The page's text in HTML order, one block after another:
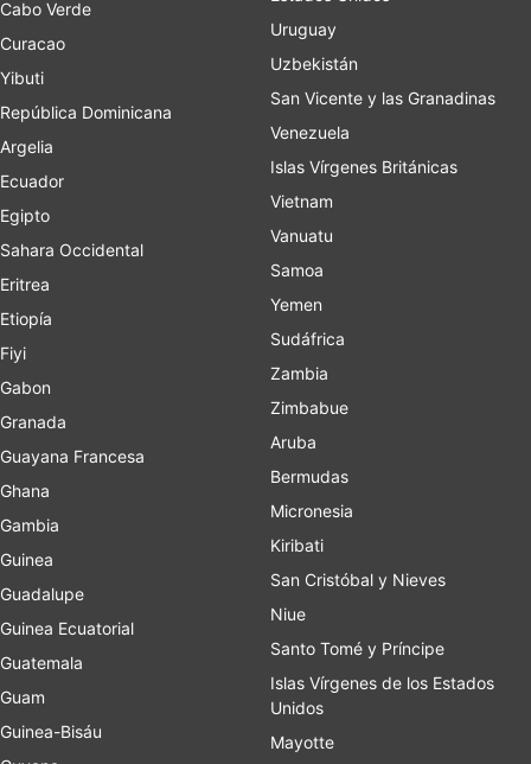
Cabo Verde
Curacao
Yibuti
República Dominicana
Argelia
Ecuador
Egipto
Sahara Occidental
Eritrea
Etiopía
Fiyi
Gabon
Granada
Guayana Francesa
Ghana
Gambia
Guinea
Guadalupe
Guinea Ecuatorial
Guatemala
Guam
Guinea-Bisáu
Uruguay
Uzbekistán
San Vicente y las Granadinas
Venezuela
Islas Vírgenes Británicas
Vietnam
Vanuatu
Samoa
Yemen
Sudáfrica
Zambia
Zimbabue
Aruba
Bermudas
Micronesia
Kiribati
San Cristóbal y Nieves
Niue
Santo Tomé y Príncipe
Islas Vírgenes de los Estados
Unidos
Mayotte